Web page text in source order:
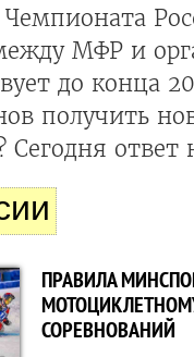
Чемпионата
МФР и
до конца
получить
Сегодня ответ
ПРАВИЛА
СОРЕВНОВАНИЙ